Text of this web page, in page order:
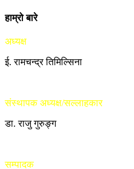
हाम्रो बारे
अध्यक्ष
ई. रामचन्द्र तिमिल्सिना
संस्थापक अध्यक्ष/सल्लाहकार
डा. राजु गुरुङ्ग
सम्पादक